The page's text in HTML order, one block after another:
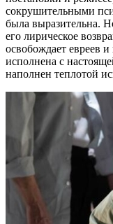
сокрушительными
была выразительна.
его лирическое
освобождает евреев
исполнена с
наполнен теплотой